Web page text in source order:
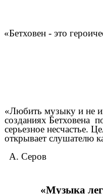
«Бетховен - это
«Любить музыку и не
созданиях Бетховена
серьезное несчастье.
открывает слушателю
А. Серов
«Музыка